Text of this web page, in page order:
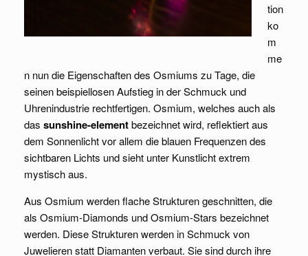
tion
ko
m
me
n nun die Eigenschaften des Osmiums zu Tage, die
seinen beispiellosen Aufstieg in der Schmuck und
Uhrenindustrie rechtfertigen. Osmium, welches auch als
das sunshine-elementbezeichnet wird, reflektiert aus
dem Sonnenlicht vor allem die blauen Frequenzen des
sichtbaren Lichts und sieht unter Kunstlicht extrem
mystisch aus.
Aus Osmium werden flache Strukturen geschnitten, die
als Osmium-Diamonds und Osmium-Stars bezeichnet
werden. Diese Strukturen werden in Schmuck von
Juwelieren statt Diamanten verbaut. Sie sind durch ihre